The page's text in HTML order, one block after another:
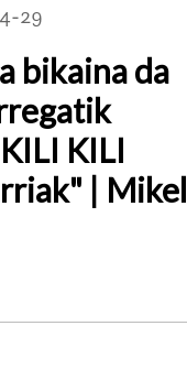
29
bikaina da
KILI
| Mikel